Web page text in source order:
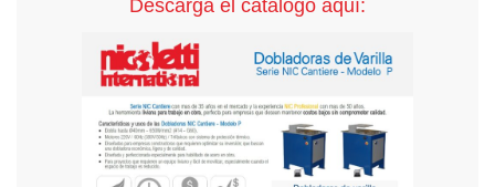
Descarga el catálogo aquí: